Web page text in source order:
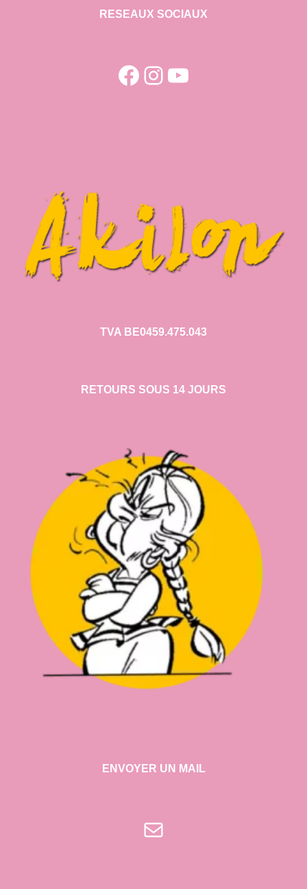
RESEAUX SOCIAUX
Facebook
Instagram
YouTube
TVA BE0459.475.043
RETOURS SOUS 14 JOURS
ENVOYER UN MAIL
E-mail